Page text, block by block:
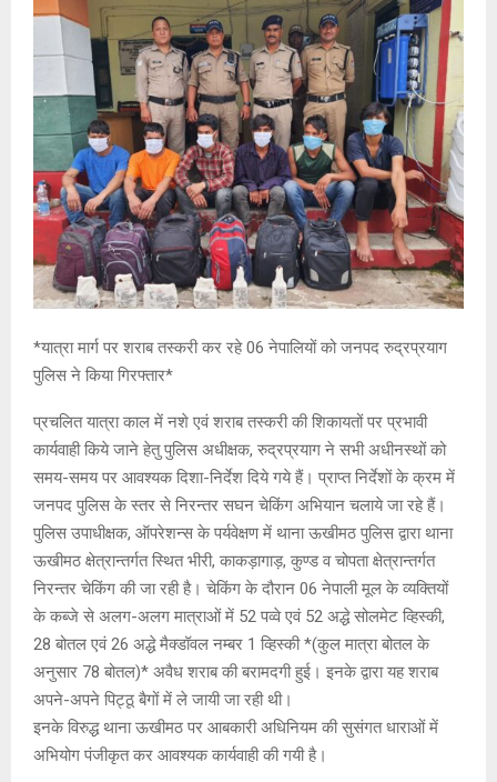
*यात्रा मार्ग पर शराब तस्करी कर रहे 06 नेपालियों को जनपद रुद्रप्रयाग
पुलिस ने किया गिरफ्तार*
प्रचलित यात्रा काल में नशे एवं शराब तस्करी की शिकायतों पर प्रभावी
कार्यवाही किये जाने हेतु पुलिस अधीक्षक, रुद्रप्रयाग ने सभी अधीनस्थों को
समय-समय पर आवश्यक दिशा-निर्देश दिये गये हैं। प्राप्त निर्देशों के क्रम में
जनपद पुलिस के स्तर से निरन्तर सघन चेकिंग अभियान चलाये जा रहे हैं।
पुलिस उपाधीक्षक, ऑपरेशन्स के पर्यवेक्षण में थाना ऊखीमठ पुलिस द्वारा थाना
ऊखीमठ क्षेत्रान्तर्गत स्थित भीरी, काकड़ागाड़, कुण्ड व चोपता क्षेत्रान्तर्गत
निरन्तर चेकिंग की जा रही है। चेकिंग के दौरान 06 नेपाली मूल के व्यक्तियों
के कब्जे से अलग-अलग मात्राओं में 52 पव्वे एवं 52 अद्धे सोलमेट व्हिस्की,
28 बोतल एवं 26 अद्धे मैक्डॉवल नम्बर 1 व्हिस्की *(कुल मात्रा बोतल के
अनुसार 78 बोतल)* अवैध शराब की बरामदगी हुई। इनके द्वारा यह शराब
अपने-अपने पिट्ठू बैगों में ले जायी जा रही थी।
इनके विरुद्ध थाना ऊखीमठ पर आबकारी अधिनियम की सुसंगत धाराओं में
अभियोग पंजीकृत कर आवश्यक कार्यवाही की गयी है।